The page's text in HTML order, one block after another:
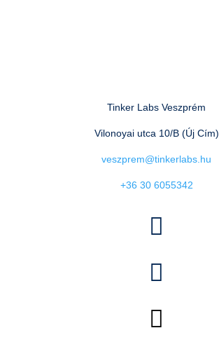
Tinker Labs Veszprém
Vilonoyai utca 10/B (Új Cím)
veszprem@tinkerlabs.hu
+36 30 6055342


